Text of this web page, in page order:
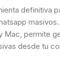
definitiva
Mac, permite
desde tu